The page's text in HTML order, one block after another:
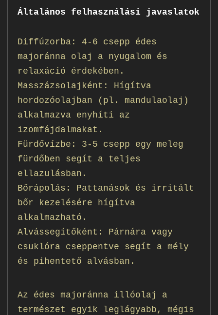
Általános felhasználási javaslatok
Diffúzorba: 4-6 csepp édes
majoránna olaj a nyugalom és
relaxáció érdekében.
Masszázsolajként: Hígítva
hordozóolajban (pl. mandulaolaj)
alkalmazva enyhíti az
izomfájdalmakat.
Fürdővízbe: 3-5 csepp egy meleg
fürdőben segít a teljes
ellazulásban.
Bőrápolás: Pattanások és irritált
bőr kezelésére hígítva
alkalmazható.
Alvássegítőként: Párnára vagy
csuklóra cseppentve segít a mély
és pihentető alvásban.
Az édes majoránna illóolaj a
természet egyik leglágyabb, mégis